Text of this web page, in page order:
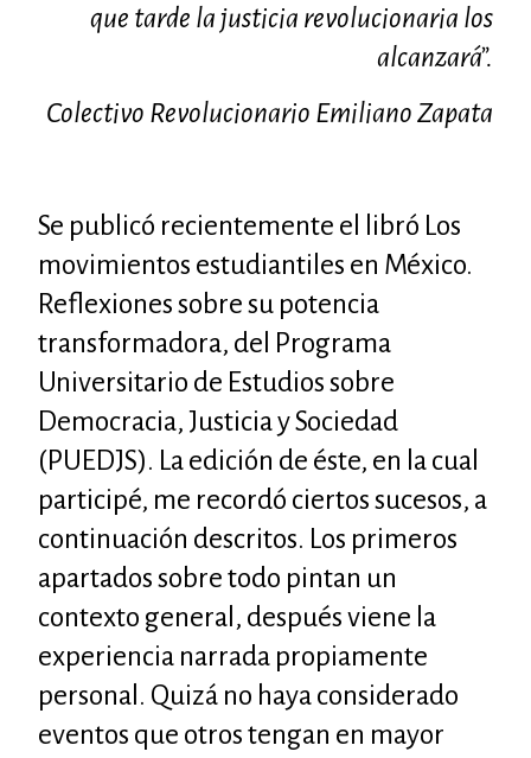
que tarde la justicia revolucionaria los
alcanzará”.
Colectivo Revolucionario Emiliano Zapata
Se publicó recientemente el libró Los
movimientos estudiantiles en México.
Reflexiones sobre su potencia
transformadora, del Programa
Universitario de Estudios sobre
Democracia, Justicia y Sociedad
(PUEDJS). La edición de éste, en la cual
participé, me recordó ciertos sucesos, a
continuación descritos. Los primeros
apartados sobre todo pintan un
contexto general, después viene la
experiencia narrada propiamente
personal. Quizá no haya considerado
eventos que otros tengan en mayor